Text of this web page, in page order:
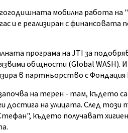
мобилна работа на
и е реализиран с
програма на JTI за
общности (Global
в партньорство с Фондация
на терен - там, където са
достига на улицата. След
където получават